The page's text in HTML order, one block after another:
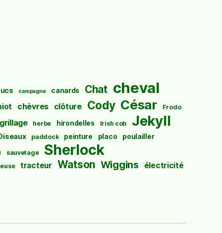
campagne canards Chat cheval
chèvres clôture Cody César Frodo
herbe hirondelles Irish cob Jekyll
paddock peinture placo
poulailler
sauvetage Sherlock
tracteur Watson Wiggins électricité